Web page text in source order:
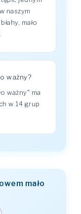
naszym
mało
ważny?
ważny" ma
w 14 grup
mało